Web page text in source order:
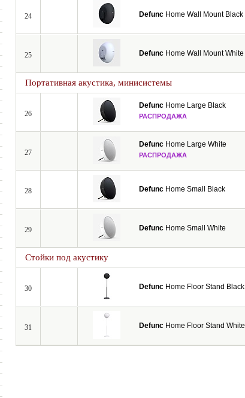
24 Defunc Home Wall Mount Black
25 Defunc Home Wall Mount White
Портативная акустика, минисистемы
26
Defunc Home Large Black
РАСПРОДАЖА
27
Defunc Home Large White
РАСПРОДАЖА
28 Defunc Home Small Black
29 Defunc Home Small White
Стойки под акустику
30 Defunc Home Floor Stand Black
31 Defunc Home Floor Stand White